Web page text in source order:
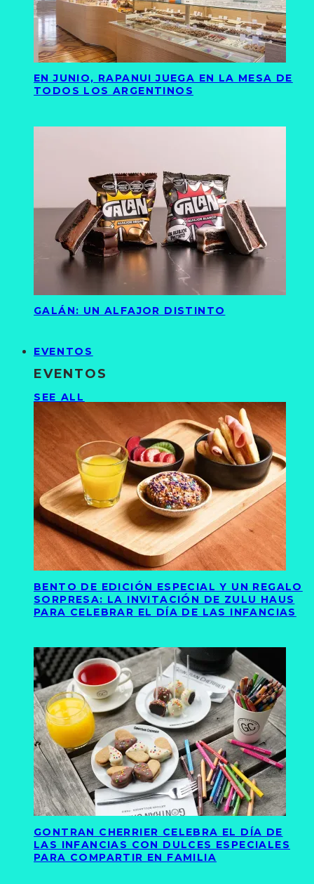
EN JUNIO, RAPANUI JUEGA EN LA MESA DE
TODOS LOS ARGENTINOS
GALÁN: UN ALFAJOR DISTINTO
EVENTOS
EVENTOS
SEE ALL
BENTO DE EDICIÓN ESPECIAL Y UN REGALO
SORPRESA: LA INVITACIÓN DE ZULU HAUS
PARA CELEBRAR EL DÍA DE LAS INFANCIAS
GONTRAN CHERRIER CELEBRA EL DÍA DE
LAS INFANCIAS CON DULCES ESPECIALES
PARA COMPARTIR EN FAMILIA